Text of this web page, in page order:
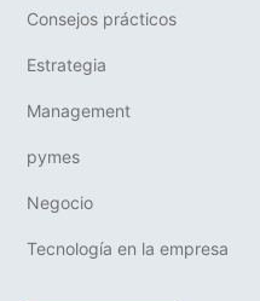
Consejos prácticos
Estrategia
Management
pymes
Negocio
Tecnología en la empresa